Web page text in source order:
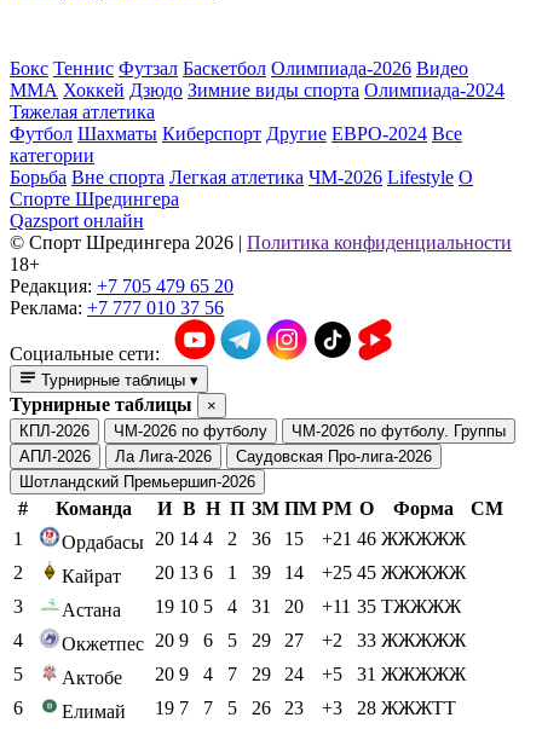
Бокс Теннис Футзал Баскетбол Олимпиада-2026 Видео
ММА Хоккей Дзюдо Зимние виды спорта Олимпиада-2024
Тяжелая атлетика
Футбол Шахматы Киберспорт Другие ЕВРО-2024 Все
категории
Борьба Вне спорта Легкая атлетика ЧМ-2026 Lifestyle О
Спорте Шредингера
Qazsport онлайн
© Cпорт Шредингера 2026 | Политика конфиденциальности
18+
Редакция: +7 705 479 65 20
Реклама: +7 777 010 37 56
Социальные сети:
Турнирные таблицы ▾
Турнирные таблицы
×
КПЛ-2026
ЧМ-2026 по футболу
ЧМ-2026 по футболу. Группы
АПЛ-2026
Ла Лига-2026
Саудовская Про-лига-2026
Шотландский Премьершип-2026
# Команда И В Н П ЗМ ПМ РМ О Форма
СМ
1
Ордабасы 20 14 4 2 36 15 +21 46 ЖЖЖЖЖ
2
Кайрат 20 13 6 1 39 14 +25 45 ЖЖЖЖЖ
3
Астана 19 10 5 4 31 20 +11 35 ТЖЖЖЖ
4
Окжетпес 20 9 6 5 29 27 +2 33 ЖЖЖЖЖ
5
Актобе 20 9 4 7 29 24 +5 31 ЖЖЖЖЖ
6
Елимай 19 7 7 5 26 23 +3 28 ЖЖЖТТ